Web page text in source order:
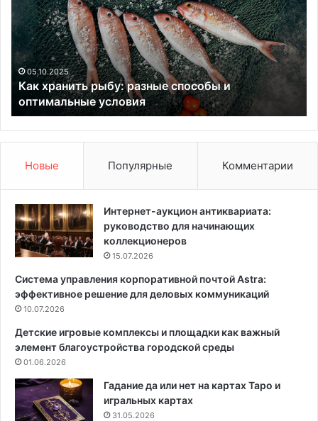
х
р
а
и
р
ы
б
р
а
з
н
ы
с
п
о
о
б
ы
и
о
05.10.2025
Как хранить рыбу: разные способы и
оптимальные условия
ь
н
р
Новые Популярные Комментарии
Интернет-аукцион антиквариата:
руководство для начинающих
коллекционеров
15.07.2026
Система управления корпоративной почтой Astra:
эффективное решение для деловых коммуникаций
10.07.2026
Детские игровые комплексы и площадки как важный
элемент благоустройства городской среды
01.06.2026
Гадание да или нет на картах Таро и
игральных картах
31.05.2026